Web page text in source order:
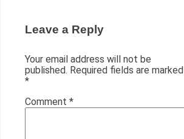
Leave a Reply
Your email address will not be
published. Required fields are marked
*
Comment *